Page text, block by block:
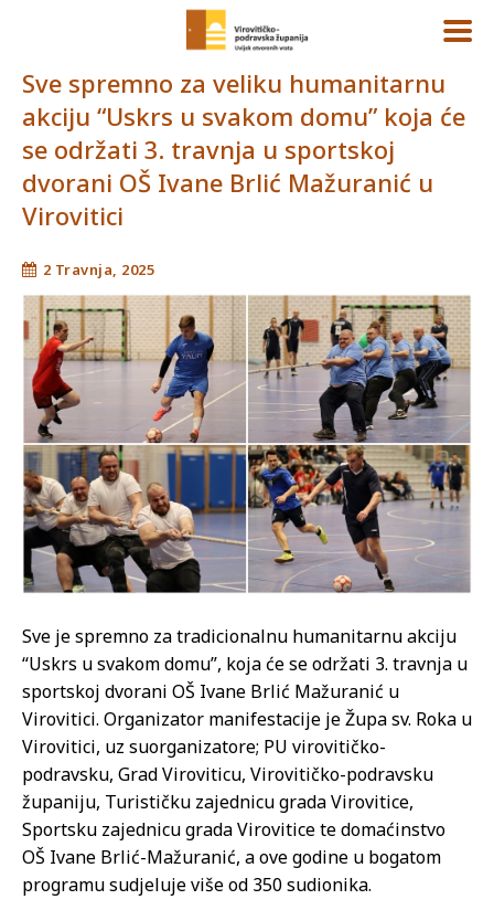
Sve spremno za veliku humanitarnu
akciju “Uskrs u svakom domu” koja će
se održati 3. travnja u sportskoj
dvorani OŠ Ivane Brlić Mažuranić u
Virovitici
2 Travnja, 2025
Sve je spremno za tradicionalnu humanitarnu akciju
“Uskrs u svakom domu”, koja će se održati 3. travnja u
sportskoj dvorani OŠ Ivane Brlić Mažuranić u
Virovitici. Organizator manifestacije je Župa sv. Roka u
Virovitici, uz suorganizatore; PU virovitičko-
podravsku, Grad Viroviticu, Virovitičko-podravsku
županiju, Turističku zajednicu grada Virovitice,
Sportsku zajednicu grada Virovitice te domaćinstvo
OŠ Ivane Brlić-Mažuranić, a ove godine u bogatom
programu sudjeluje više od 350 sudionika.